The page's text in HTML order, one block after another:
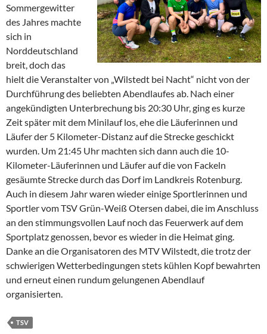
Sommergewitter
des Jahres machte
sich in
Norddeutschland
breit, doch das
hielt die Veranstalter von „Wilstedt bei Nacht“ nicht von der
Durchführung des beliebten Abendlaufes ab. Nach einer
angekündigten Unterbrechung bis 20:30 Uhr, ging es kurze
Zeit später mit dem Minilauf los, ehe die Läuferinnen und
Läufer der 5 Kilometer-Distanz auf die Strecke geschickt
wurden. Um 21:45 Uhr machten sich dann auch die 10-
Kilometer-Läuferinnen und Läufer auf die von Fackeln
gesäumte Strecke durch das Dorf im Landkreis Rotenburg.
Auch in diesem Jahr waren wieder einige Sportlerinnen und
Sportler vom TSV Grün-Weiß Otersen dabei, die im Anschluss
an den stimmungsvollen Lauf noch das Feuerwerk auf dem
Sportplatz genossen, bevor es wieder in die Heimat ging.
Danke an die Organisatoren des MTV Wilstedt, die trotz der
schwierigen Wetterbedingungen stets kühlen Kopf bewahrten
und erneut einen rundum gelungenen Abendlauf
organisierten.
TSV